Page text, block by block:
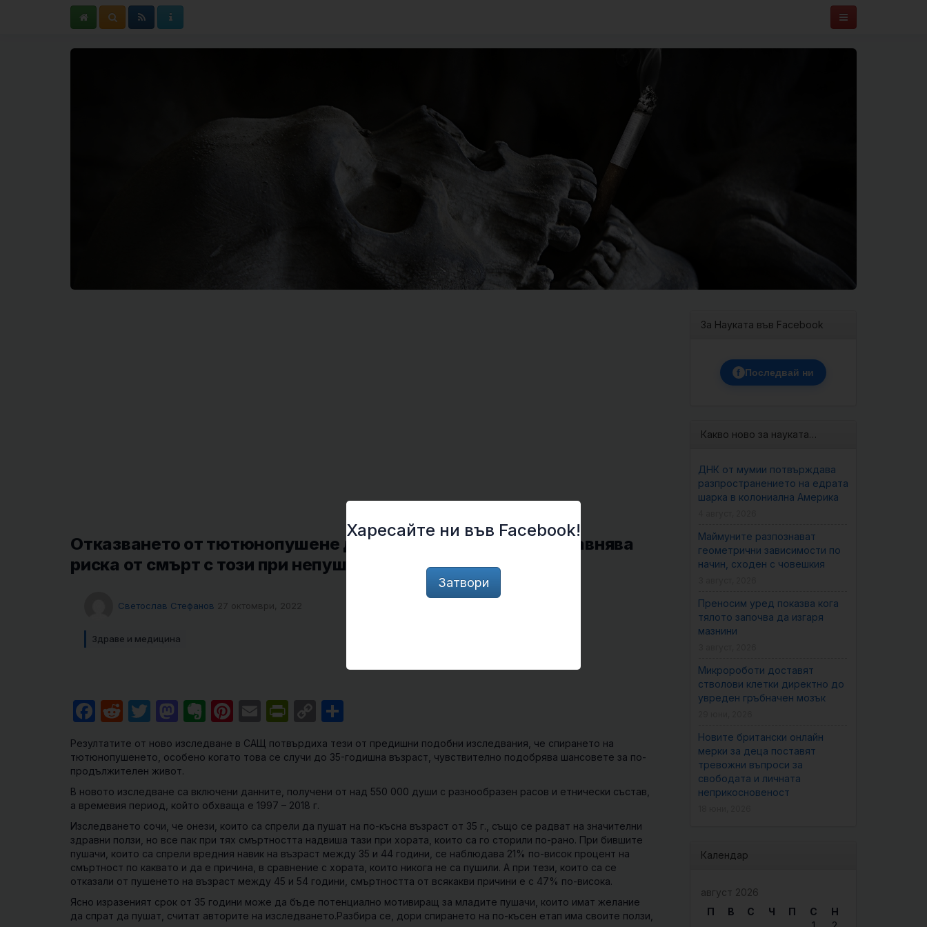
Отказването от тютюнопушене до 35-годишна възраст изравнява
риска от смърт с този при непушачите
Светослав Стефанов 27 октомври, 2022
Здраве и медицина
Facebook
RedditTwitter
Mastodon
Evernote
Pinterest
EmailPrintFriendly
Copy
Резултатите от ново изследване в САЩ потвърдиха тези от предишни подобни изследвания, че спирането на
тютюнопушенето, особено когато това се случи до 35-годишна възраст, чувствително подобрява шансовете за по-
продължителен живот.
В новото изследване са включени данните, получени от над 550 000 души с разнообразен расов и етнически състав,
а времевия период, който обхваща е 1997 – 2018 г.
Изследването сочи, че онези, които са спрели да пушат на по-късна възраст от 35 г., също се радват на значителни
здравни ползи, но все пак при тях смъртността надвиша тази при хората, които са го сторили по-рано. При бившите
пушачи, които са спрели вредния навик на възраст между 35 и 44 години, се наблюдава 21% по-висок процент на
смъртност по каквато и да е причина, в сравнение с хората, които никога не са пушили. А при тези, които са се
отказали от пушенето на възраст между 45 и 54 години, смъртността от всякакви причини е с 47% по-висока.
Ясно изразеният срок от 35 години може да бъде потенциално мотивиращ за младите пушачи, които имат желание
да спрат да пушат, считат авторите на изследването.Разбира се, дори спирането на по-късен етап има своите ползи,
За Науката във Facebook
f Последвай ни
Какво ново за науката…
ДНК от мумии потвърждава
разпространението на едрата
шарка в колониална Америка
Маймуните разпознават
геометрични зависимости по
начин, сходен с човешкия
Преносим уред показва кога
тялото започва да изгаря
мазнини
Микророботи доставят
стволови клетки директно до
увреден гръбначен мозък
Новите британски онлайн
мерки за деца поставят
тревожни въпроси за
свободата и личната
неприкосновеност
Календар
август 2026
П
В С Ч П С
Н
Харесайте ни във Facebook!
Затвори